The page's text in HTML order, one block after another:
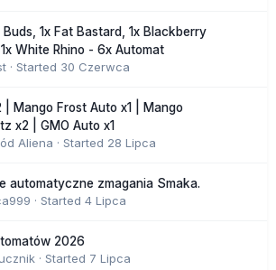
1x Fat Bastard, 1x Blackberry
White Rhino - 6x Automat
· Started 30 Czerwca
| Mango Frost Auto x1 | Mango
x2 | GMO Auto x1
Aliena · Started 28 Lipca
automatyczne zmagania Smaka.
· Started 4 Lipca
2026
· Started 7 Lipca